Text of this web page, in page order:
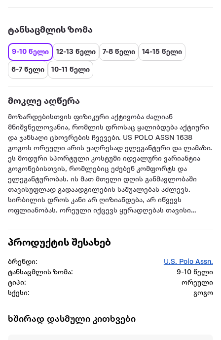
ტანსაცმლის ზომა
9-10 წელი 12-13 წელი 7-8 წელი 14-15 წელი
6-7 წელი 10-11 წელი
მოკლე აღწერა
მოზარდებისთვის ფიზიკური აქტივობა ძალიან
მნიშვნელოვანია, რომლის დროსაც ყალიბდება აქტიური
და ჯანსაღი ცხოვრების ჩვევები. US POLO ASSN 1638
გოგოს ორეული არის უაღრესად ელეგანტური და ლამაზი.
ეს მოდური სპორტული კოსტუმი იდეალური ვარიანტია
გოგონებისთვის, რომლებიც ეძებენ კომფორტს და
ელეგანტურობას. ის მათ მთელი დღის განმავლობაში
თავისუფლად გადაადგილების საშუალებას აძლევს.
სირბილის დროს კანი არ ღიზიანდება, არ იწვევს
ოფლიანობას. ორეული იქცევს ყურადღებას თავისი
გრძელი მკლავიანი მაისური ბრენდული ემბლემით და
სარტყელი, რაც უზრუნველყოფს ესთეტიკურ იერს. კანი არ
ღიზიანდება, არ იწვევს ოფლიანობას. ორეული იქცევს
ყურადღებას თავისი ხარისხიანი ტექსტურით! შარვლის
გვერდითი ჯიბეები აადვილებს პატარა ნივთების ტარებას.
US POLO ASSN ეს ორიგინალური და ლიცენზირებული
პროდუქტი ახალისებს ბავშვებს თავისი მხიარული
პროდუქტის შესახებ
ბრენდი:
U.S. Polo Assn.
ტანსაცმლის ზომა:
9-10 წელი
ტიპი:
ორეული
სქესი:
გოგო
ხშირად დასმული კითხვები